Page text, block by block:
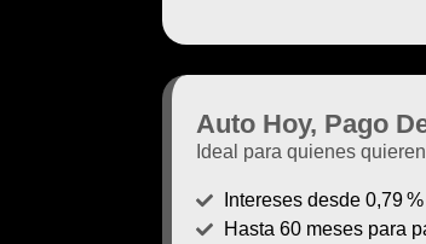
Auto Hoy, Pago
Ideal para quienes
Intereses desde 0,79
Hasta 60 meses para